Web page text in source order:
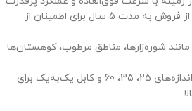
گارانتی 2 ساله و خدمات پس از فروش به مدت 5 سال برای اطمینان از
شوره‌زارها، مناطق مرطوب، کوهستان‌ها
چهار لوپ جست‌وجو متنوع با اندازه‌های 25، 35، 60 و کابل یک‌به‌یک برای